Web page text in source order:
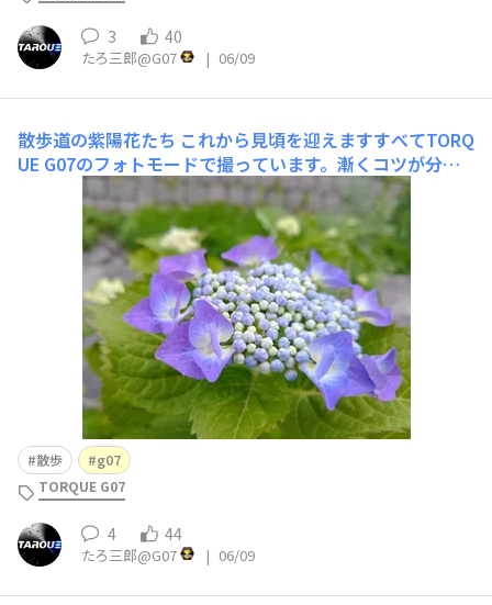
3 40
たろ三郎@G07 | 06/09
散歩道の紫陽花たち これから見頃を迎えますすべてTORQ
UE G07のフォトモードで撮っています。漸くコツが分か
ってきたような？
散歩
g07
TORQUE G07
4 44
たろ三郎@G07 | 06/09